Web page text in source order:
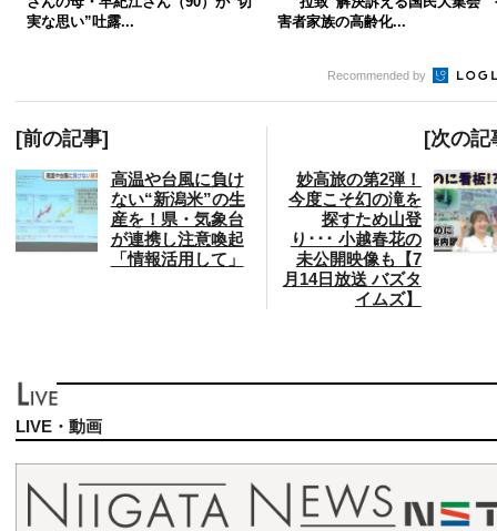
実な思い”吐露...
害者家族の高齢化...
Recommended by
[前の記事]
高温や台風に負け
ない“新潟米”の生
産を！県・気象台
が連携し注意喚起
「情報活用して」
[次の記
妙高旅の第2弾！
今度こそ幻の滝を
探すため山登
り･･･ 小越春花の
未公開映像も【7
月14日放送 バズタ
イムズ】
LIVE・動画